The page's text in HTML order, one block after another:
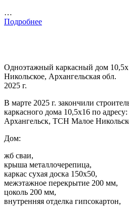
…
Подробнее
Одноэтажный каркасный дом
Никольское, Архангельская обл.
2025 г.
В марте 2025 г. закончили
каркасного дома 10,5х16 по
Архангельск, ТСН Малое
Дом:
жб сваи,
крыша металлочерепица,
каркас сухая доска 150х50,
межэтажное перекрытие 200 мм,
цоколь 200 мм,
внутренняя отделка гипсокартон,